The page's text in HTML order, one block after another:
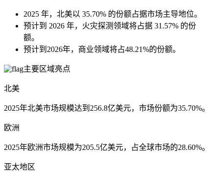
2025 年，北美以 35.70% 的份额占据市场主导地位。
预计到 2026 年，火灾探测领域将占据 31.57% 的份
额。
预计到2026年，商业领域将占48.21%的份额。
主要区域亮点
北美
2025年北美市场规模达到256.8亿美元，市场份额为35.70%。
欧洲
2025年欧洲市场规模为205.5亿美元，占全球市场的28.60%。
亚太地区